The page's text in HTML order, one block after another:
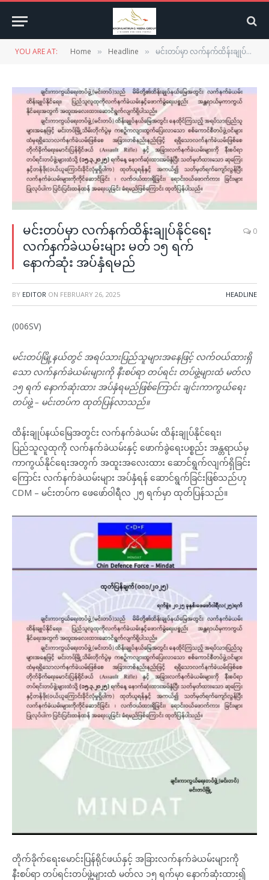
YOU ARE AT: Home » Headline » မင်းတပ်မှာ လက်နက်ထိန်းချုပ်နိုင်ရေး လက်နက်ခဲယမ်းများ မတ် ၁၅ ရက် နောက်ဆုံး အပ်နှံရမည်
မင်းတပ်မှာ လက်နက်ထိန်းချုပ်နိုင်ရေး
လက်နက်ခဲယမ်းများ မတ် ၁၅ ရက်
နောက်ဆုံး အပ်နှံရမည်
0
BY EDITOR ON FEBRUARY 26, 2025 HEADLINE
(006SV)
မင်းတပ်မြို့နယ်တွင် အရပ်သားပြည်သူများအနေဖြင့် လက်ဝယ်ထားရှိ
သော လက်နက်ခဲယမ်းများကို နီးစပ်ရာ တပ်ရင်း တပ်ဖွဲ့များထံ မတ်လ
၁၅ ရက် နောက်ဆုံးထား အပ်နှံရမည်ဖြစ်ကြောင်း ချင်းကာကွယ်ရေး
တပ်ဖွဲ့ – မင်းတပ်က ထုတ်ပြန်လာသည်။
ထိန်းချုပ်နယ်မြေအတွင်း လက်နက်ခဲယမ်း ထိန်းချုပ်နိုင်ရေး၊
ပြည်သူလူထုကို လက်နက်ခဲယမ်းနှင့် ဖောက်ခွဲရေးပစ္စည်း အန္တရာယ်မှ
ကာကွယ်နိုင်ရေးအတွက် အထူးအလေးထား ဆောင်ရွက်လျက်ရှိခြင်း
ကြောင်း လက်နက်ခဲယမ်းများ အပ်နှံရန် ဆောင်ရွက်ခြင်းဖြစ်သည်ဟု
CDM – မင်းတပ်က ဖေဖော်ဝါရီလ ၂၅ ရက်မှာ ထုတ်ပြန်သည်။
တိုက်ခိုက်ရေးမောင်းပြန်ရိုင်ဖယ်နှင့် အခြားလက်နက်ခဲယမ်းများကို
နီးစပ်ရာ တပ်ရင်းတပ်ဖွဲ့များထံ မတ်လ ၁၅ ရက်မှာ နောက်ဆုံးထား၍